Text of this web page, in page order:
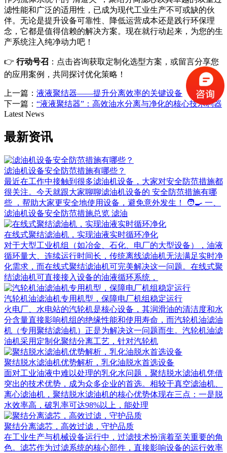
滤性能和广泛的适用性，已成为现代工业生产不可或缺的伙
伴。无论是提升设备可靠性、降低运营成本还是践行环保理
念，它都是值得信赖的解决方案。现在就行动起来，为您的生
产系统注入纯净动力吧！
👉 行动号召 ：点击咨询获取定制化选型方案，或留言分享您
的应用案例，共同探讨优化策略！
上一篇： 液液聚结器——提升分离效率的关键设备
下一篇： “液液聚结器”：高效油水分离与净化的核心技术利器
Latest News
最新资讯
滤油机设备安全防范措施有哪些？
最近在工作中接触到很多滤油机设备，大家对安全防范措施都
很关注。今天就跟大家聊聊滤油机设备的 安全防范措施有哪
些 ，帮助大家更安全地使用设备，避免意外发生！ 🧑‍🍳 一、
滤油机设备安全防范措施总览 滤油
在线式聚结滤油机，实现油液实时循环净化
对于大型工业机组（如冶金、石化、电厂的大型设备），油液
循环量大、连续运行时间长，传统离线滤油机无法满足实时净
化需求，而在线式聚结滤油机可完美解决这一问题。在线式聚
结滤油机可直接接入设备的油液循环系统，
汽轮机油滤油机专用机型，保障电厂机组稳定运行
火电厂、水电站的汽轮机是核心设备，其润滑油的清洁度和水
分含量直接影响机组的绝缘性能和使用寿命，而汽轮机油滤油
机（专用聚结滤油机）正是为解决这一问题而生。汽轮机油滤
油机采用定制化聚结分离工艺，针对汽轮机
聚结脱水滤油机优势解析，乳化油脱水首选设备
面对工业油液中难以处理的乳化水问题，聚结脱水滤油机凭借
突出的技术优势，成为众多企业的首选。相较于真空滤油机、
离心滤油机，聚结脱水滤油机的核心优势体现在三点：一是脱
水效率高，破乳率可达98%以上，能处理
聚结分离滤芯，高效过滤，守护品质
在工业生产与机械设备运行中，过滤技术扮演着至关重要的角
色。滤芯作为过滤系统的核心部件，直接影响设备的运行效率